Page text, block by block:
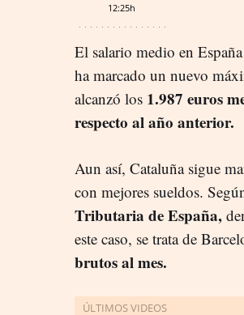
12:25h
El salario medio en
ha marcado un nuevo
alcanzó los 1.987 euros
respecto al año anterior.
Aun así, Cataluña sigue
con mejores sueldos.
Tributaria de España,
este caso, se trata de
brutos al mes.